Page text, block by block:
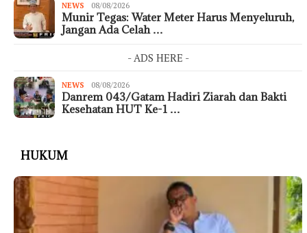
NEWS 08/08/2026
Munir Tegas: Water Meter Harus Menyeluruh,
Jangan Ada Celah …
- ADS HERE -
NEWS 08/08/2026
Danrem 043/Gatam Hadiri Ziarah dan Bakti
Kesehatan HUT Ke-1 …
HUKUM